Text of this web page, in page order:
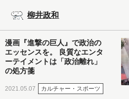
柳井政和
漫画『進撃の巨人』で政治の
エッセンスを。 良質なエンタ
ーテイメントは「政治離れ」
の処方箋
2021.05.07 カルチャー・スポーツ